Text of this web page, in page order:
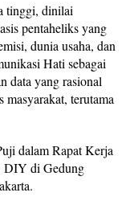
tinggi, dinilai
pentaheliks yang
dunia usaha, dan
Hati sebagai
data yang rasional
terutama
dalam Rapat Kerja
DIY di Gedung